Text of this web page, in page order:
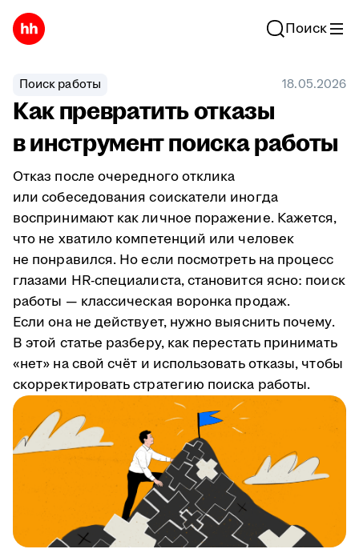
Поиск
Поиск работы 18.05.2026
Как превратить отказы
в инструмент поиска работы
Отказ после очередного отклика
или собеседования соискатели иногда
воспринимают как личное поражение. Кажется,
что не хватило компетенций или человек
не понравился. Но если посмотреть на процесс
глазами HR-специалиста, становится ясно: поиск
работы — классическая воронка продаж.
Если она не действует, нужно выяснить почему.
В этой статье разберу, как перестать принимать
«нет» на свой счёт и использовать отказы, чтобы
скорректировать стратегию поиска работы.